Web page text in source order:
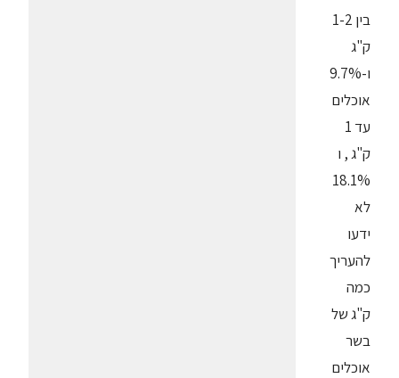
בין 1-2
ק"ג
ו-9.7%
אוכלים
עד 1
ק"ג , ו
18.1%
לא
ידעו
להעריך
כמה
ק"ג של
בשר
אוכלים